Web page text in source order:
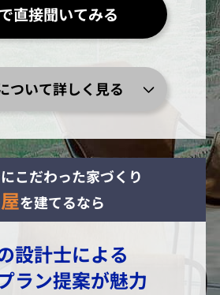
直接聞いてみる
ついて詳しく見る
こだわった家づくり
を建てるなら
設計士による
ラン提案が魅力